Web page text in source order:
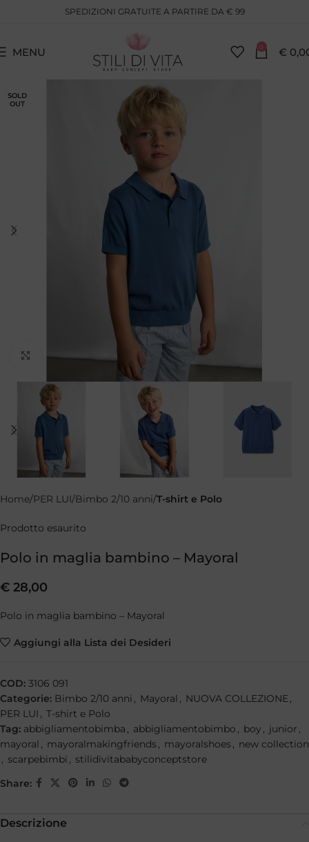
SPEDIZIONI GRATUITE A PARTIRE DA € 99
MENU 0 €
SOLD
OUT
Clicca per ingrandire
Home PER LUI Bimbo 2/10 anni T-shirt e Polo
Prodotto esaurito
Polo in maglia bambino – Mayoral
€ 28,00
Polo in maglia bambino – Mayoral
Aggiungi alla Lista dei Desideri
COD: 3106 091
Categorie: Bimbo 2/10 anni , Mayoral , NUOVA COLLEZIONE,
PER LUI , T-shirt e Polo
Tag: abbigliamentobimba , abbigliamentobimbo , boy , junior ,
mayoral , mayoralmakingfriends , mayoralshoes , new collection
, scarpebimbi , stilidivitababyconceptstore
Share:
Descrizione